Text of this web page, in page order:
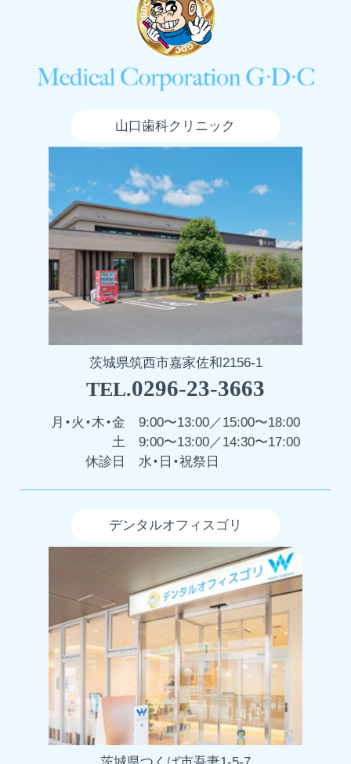
山口歯科クリニック
茨城県筑西市嘉家佐和2156-1
TEL.0296-23-3663
月・火・木・金
9:00〜13:00／15:00〜18:00
土
9:00〜13:00／14:30〜17:00
休診日
水・日・祝祭日
デンタルオフィスゴリ